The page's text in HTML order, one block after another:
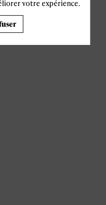
votre expérience.